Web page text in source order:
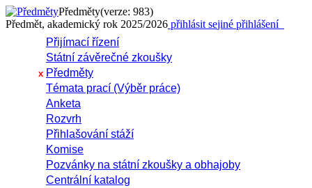
Předměty(verze: 983)
Předmět, akademický rok 2025/2026 přihlásit sejiné přihlášení
Přijímací řízení
Státní závěrečné zkoušky
x Předměty
Témata prací (Výběr práce)
Anketa
Rozvrh
Přihlašování stáží
Komise
Pozvánky na státní zkoušky a obhajoby
Centrální katalog